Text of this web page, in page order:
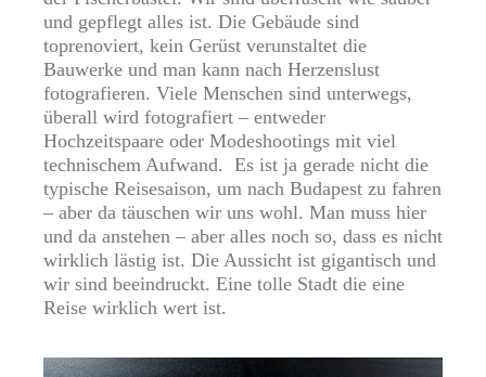
und gepflegt alles ist. Die Gebäude sind
toprenoviert, kein Gerüst verunstaltet die
Bauwerke und man kann nach Herzenslust
fotografieren. Viele Menschen sind unterwegs,
überall wird fotografiert – entweder
Hochzeitspaare oder Modeshootings mit viel
technischem Aufwand. Es ist ja gerade nicht die
typische Reisesaison, um nach Budapest zu fahren
– aber da täuschen wir uns wohl. Man muss hier
und da anstehen – aber alles noch so, dass es nicht
wirklich lästig ist. Die Aussicht ist gigantisch und
wir sind beeindruckt. Eine tolle Stadt die eine
Reise wirklich wert ist.